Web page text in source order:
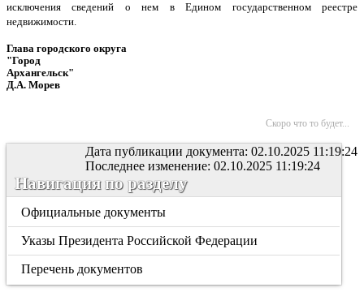
исключения сведений о нем в Едином государственном реестре
недвижимости.
Глава городского округа
"Город
Д.А. Морев
Скоро что то будет...
Дата публикации документа: 02.10.2025 11:19:24
Последнее изменение: 02.10.2025 11:19:24
Навигация по разделу
Официальные документы
Указы Президента Российской Федерации
Перечень документов